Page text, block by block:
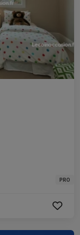
PRO